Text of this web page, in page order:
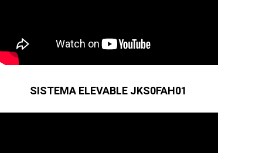
SISTEMA ELEVABLE JKS0FAH01